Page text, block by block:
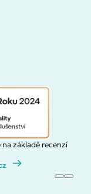
základě recenzí